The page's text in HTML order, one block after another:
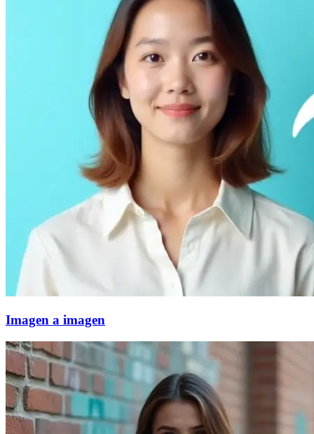
Imagen a imagen